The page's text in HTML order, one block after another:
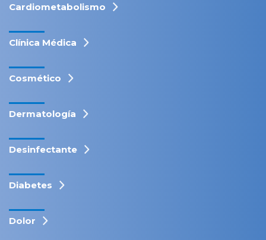
Cardiometabolismo
Clínica Médica
Cosmético
Dermatología
Desinfectante
Diabetes
Dolor